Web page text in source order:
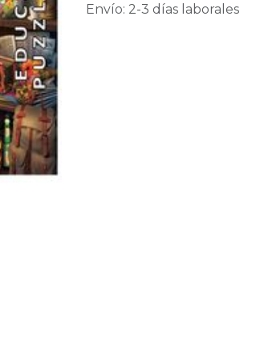
Envío: 2-3 días laborales